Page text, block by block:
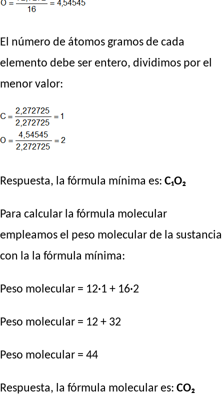
El número de átomos gramos de cada
elemento debe ser entero, dividimos por el
menor valor:
Respuesta, la fórmula mínima es: C₁O₂
Para calcular la fórmula molecular
empleamos el peso molecular de la sustancia
con la la fórmula mínima:
Peso molecular = 12·1 + 16·2
Peso molecular = 12 + 32
Peso molecular = 44
Respuesta, la fórmula molecular es: CO₂